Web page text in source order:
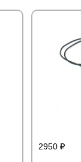
2950